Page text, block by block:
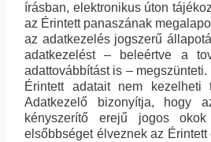
írásban, elektronikus úton
az Érintett panaszának
az adatkezelés jogszerű
adatkezelést – beleértve a
adattovábbítást is –
Érintett adatait nem
Adatkezelő bizonyítja, hogy
kényszerítő erejű jogos
elsőbbséget élveznek az